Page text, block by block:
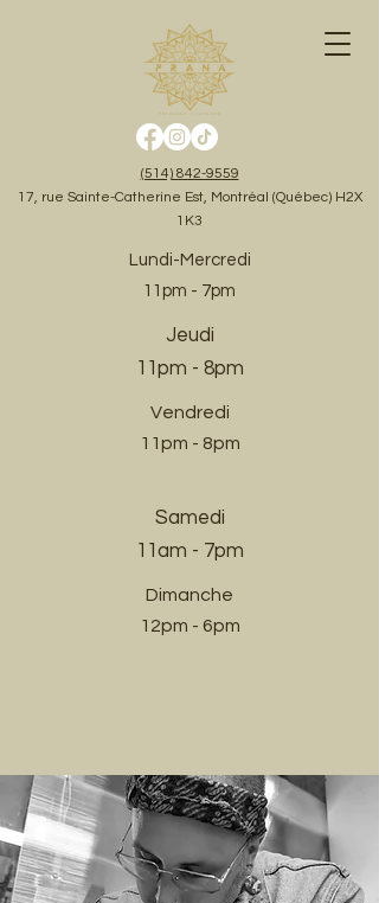
Lundi-Mercredi
11pm - 7pm
Vendredi
11pm - 8pm
Dimanche
12pm - 6pm
(514) 842-9559
17, rue Sainte-Catherine Est, Montréal (Québec) H2X
1K3
Samedi
11am - 7pm​
Jeudi
11pm - 8pm